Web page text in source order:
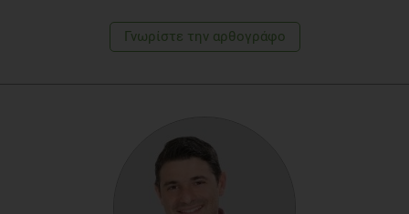
Γνωρίστε την αρθογράφο